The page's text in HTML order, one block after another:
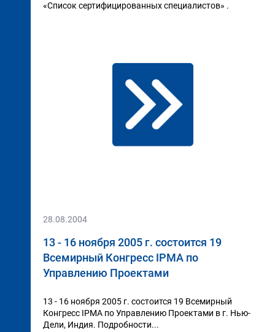
«Список сертифицированных специалистов» .
28.08.2004
13 - 16 ноября 2005 г. состоится 19
Всемирный Конгресс IPMA по
Управлению Проектами
13 - 16 ноября 2005 г. состоится 19 Всемирный
Конгресс IPMA по Управлению Проектами в г. Нью-
Дели, Индия. Подробности...